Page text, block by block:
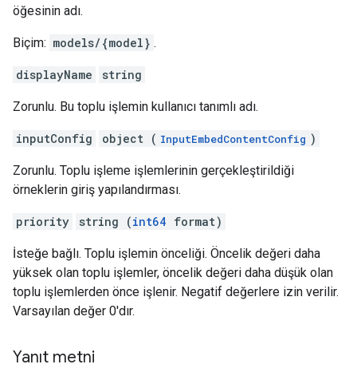
öğesinin adı.
Biçim: models/{model} .
displayName string
Zorunlu. Bu toplu işlemin kullanıcı tanımlı adı.
inputConfig object ( InputEmbedContentConfig )
Zorunlu. Toplu işleme işlemlerinin gerçekleştirildiği
örneklerin giriş yapılandırması.
priority string (int64 format)
İsteğe bağlı. Toplu işlemin önceliği. Öncelik değeri daha
yüksek olan toplu işlemler, öncelik değeri daha düşük olan
toplu işlemlerden önce işlenir. Negatif değerlere izin verilir.
Varsayılan değer 0'dır.
Yanıt metni